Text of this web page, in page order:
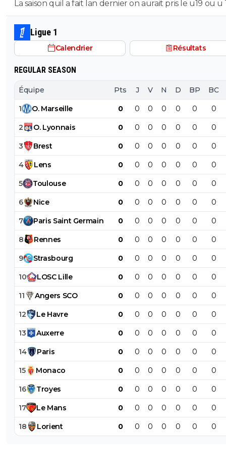
La saison quil a fait lan dernier on aurait pris le u19 ou u
son poste ils auraient pas fait pire, il a ete blessé plus 1/3
saison et le peu de fois où on l'a vue bah putain...je sais
lors de quel match tu l'a vu bon, moi jai surtout vue
bide et ses croissants a la place des pieds et faire des
Ligue 1
Calendrier Résultats
REGULAR SEASON
Équipe Pts J V N D BP BC
1 O. Marseille 0 0 0 0 0 0 0
2 O. Lyonnais 0 0 0 0 0 0 0
3 Brest 0 0 0 0 0 0 0
4 Lens 0 0 0 0 0 0 0
5 Toulouse 0 0 0 0 0 0 0
6 Nice 0 0 0 0 0 0 0
7 Paris Saint Germain 0 0 0 0 0 0 0
8 Rennes 0 0 0 0 0 0 0
9 Strasbourg 0 0 0 0 0 0 0
10 LOSC Lille 0 0 0 0 0 0 0
11 Angers SCO 0 0 0 0 0 0 0
12 Le Havre 0 0 0 0 0 0 0
13 Auxerre 0 0 0 0 0 0 0
14 Paris 0 0 0 0 0 0 0
15 Monaco 0 0 0 0 0 0 0
16 Troyes 0 0 0 0 0 0 0
17 Le Mans 0 0 0 0 0 0 0
18 Lorient 0 0 0 0 0 0 0